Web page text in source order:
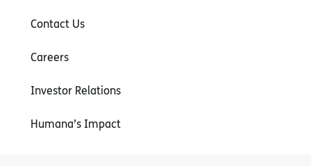
Contact Us
Careers
Investor Relations
Humana’s Impact